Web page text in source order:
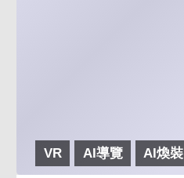
VR AI導覽 AI煥裝